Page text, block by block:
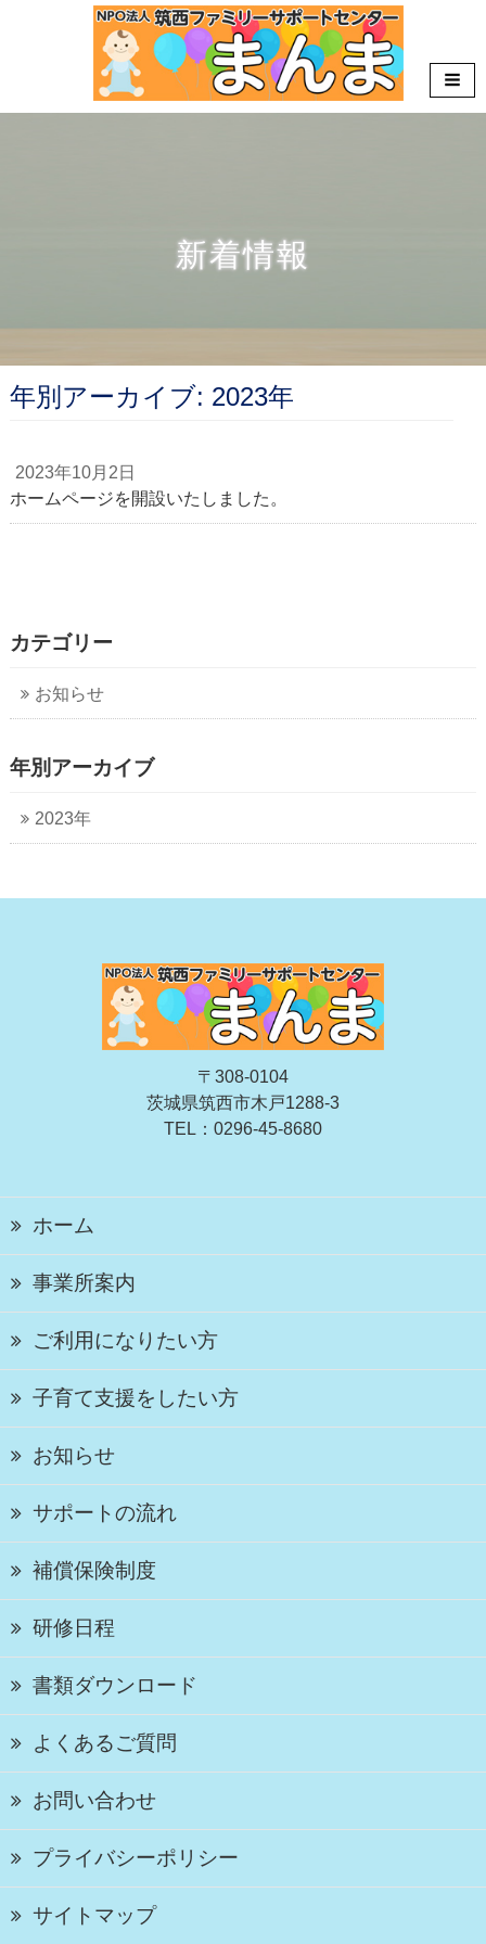
新着情報
年別アーカイブ: 2023年
2023年10月2日
ホームページを開設いたしました。
カテゴリー
お知らせ
年別アーカイブ
2023年
〒308-0104
茨城県筑西市木戸1288-3
TEL：0296-45-8680
ホーム
事業所案内
ご利用になりたい方
子育て支援をしたい方
お知らせ
サポートの流れ
補償保険制度
研修日程
書類ダウンロード
よくあるご質問
お問い合わせ
プライバシーポリシー
サイトマップ